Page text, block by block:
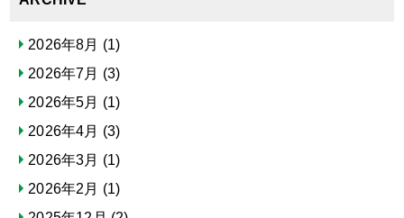
2026年8月 (1)
2026年7月 (3)
2026年5月 (1)
2026年4月 (3)
2026年3月 (1)
2026年2月 (1)